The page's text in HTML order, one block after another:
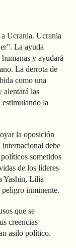
Ucrania. Ucrania
La ayuda
y ayudará
La derrota de
como una
alentará las
estimulando la
la oposición
debe
sometidos
de los líderes
Yashin, Lilia
peligro inminente.
que se
creencias
asilo político.